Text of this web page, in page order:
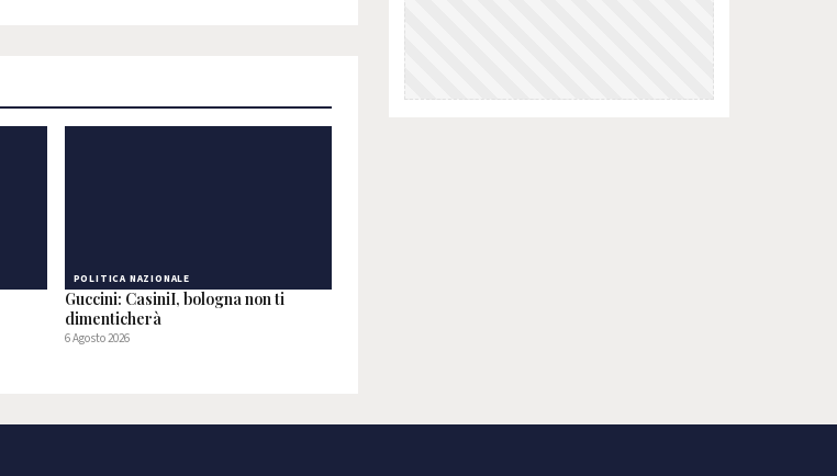
POLITICA NAZIONALE
Guccini: CasiniI, bologna non ti
dimenticherà
6 Agosto 2026